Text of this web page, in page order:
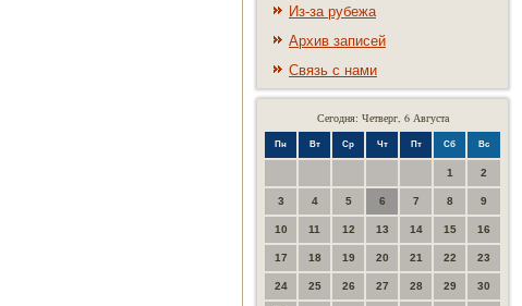
Из-за рубежа
Архив записей
Связь с нами
Сегодня: Четверг, 6 Августа
Пн Вт Ср Чт Пт Сб Вс
1 2
3 4 5 6 7 8 9
10 11 12 13 14 15 16
17 18 19 20 21 22 23
24 25 26 27 28 29 30